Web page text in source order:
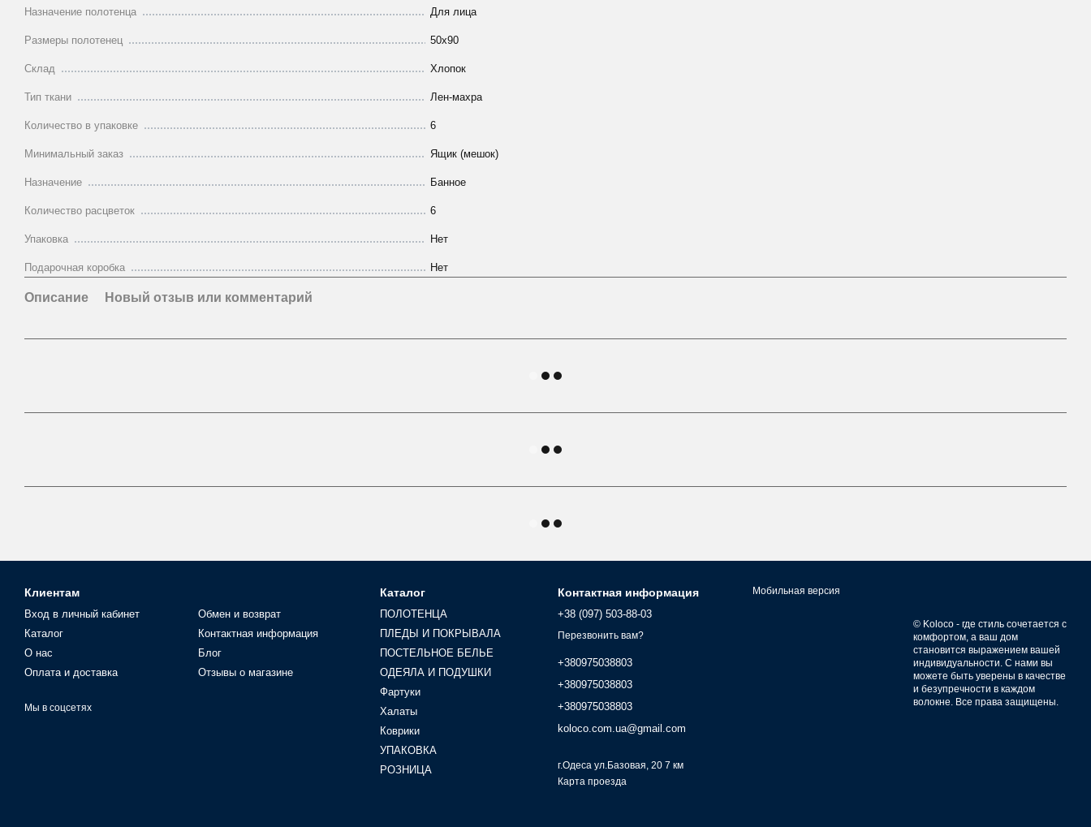
Назначение полотенца Для лица
Размеры полотенец 50х90
Склад Хлопок
Тип ткани Лен-махра
Количество в упаковке 6
Минимальный заказ Ящик (мешок)
Назначение Банное
Количество расцветок 6
Упаковка Нет
Подарочная коробка Нет
Описание Новый отзыв или комментарий
Клиентам
Вход в личный кабинет
Каталог
О нас
Оплата и доставка
Обмен и возврат
Контактная информация
Блог
Отзывы о магазине
Мы в соцсетях
Каталог
ПОЛОТЕНЦА
ПЛЕДЫ И ПОКРЫВАЛА
ПОСТЕЛЬНОЕ БЕЛЬЕ
ОДЕЯЛА И ПОДУШКИ
Фартуки
Халаты
Коврики
УПАКОВКА
РОЗНИЦА
Контактная информация
+38 (097) 503-88-03
Перезвонить вам?
+380975038803
+380975038803
+380975038803
koloco.com.ua@gmail.com
г.Одеса ул.Базовая, 20 7 км
Карта проезда
Мобильная версия
© Koloco - где стиль сочетается с
комфортом, а ваш дом
становится выражением вашей
индивидуальности. С нами вы
можете быть уверены в качестве
и безупречности в каждом
волокне. Все права защищены.